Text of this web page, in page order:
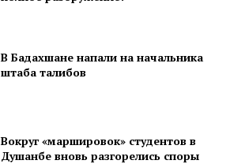
В Бадахшане напали на начальника
штаба талибов
Вокруг «маршировок» студентов в
Душанбе вновь разгорелись споры